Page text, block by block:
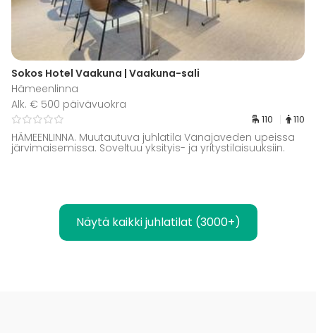
Sokos Hotel Vaakuna | Vaakuna-sali
Hämeenlinna
Alk. € 500 päivävuokra
110 110
HÄMEENLINNA. Muutautuva juhlatila Vanajaveden upeissa
järvimaisemissa. Soveltuu yksityis- ja yritystilaisuuksiin.
Näytä kaikki juhlatilat (3000+)